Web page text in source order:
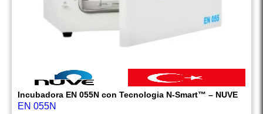
Incubadora EN 055N con Tecnologia N-Smart™ – NUVE
EN 055N